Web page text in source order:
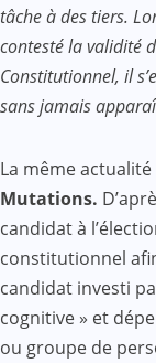
tâche à des tiers.
contesté la validité
Constitutionnel, il
sans jamais
La même
Mutations.
candidat à
constitutionnel
candidat investi
cognitive » et
ou groupe de